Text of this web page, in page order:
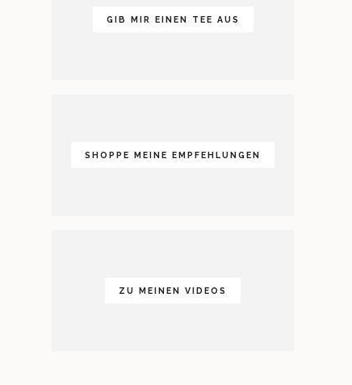
GIB MIR EINEN TEE AUS
SHOPPE MEINE EMPFEHLUNGEN
ZU MEINEN VIDEOS